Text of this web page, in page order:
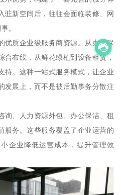
驻新空间后，往往会面临装修、网
。
优质企业级服务商资源。从办公保
布线，从鲜花绿植到设备租赁，
持。这种一站式服务模式，让企业
发展上，而不是被后勤事务分散注
询、人力资源外包、办公保洁、租
服务。这些服务覆盖了企业运营的
企业降低运营成本，提升管理效